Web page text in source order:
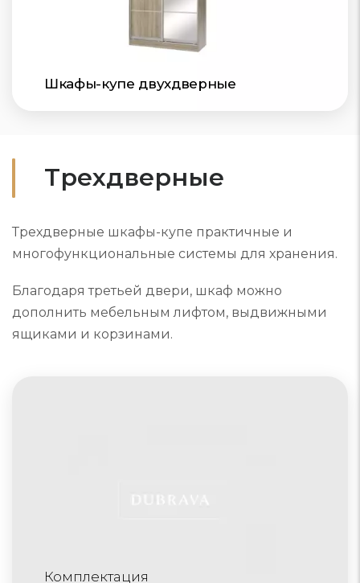
Шкафы-купе двухдверные
Комплектация
Трехдверные
Трехдверные шкафы-купе практичные и
многофункциональные системы для хранения.
Благодаря третьей двери, шкаф можно
дополнить мебельным лифтом, выдвижными
ящиками и корзинами.